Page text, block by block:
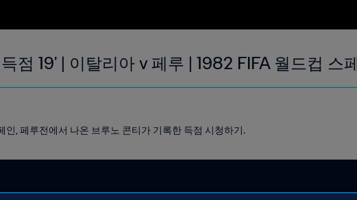
점 19' | 이탈리아 v 페루 | 1982 FIFA 월드컵 스
인, 페루전에서 나온 브루노 콘티가 기록한 득점 시청하기.